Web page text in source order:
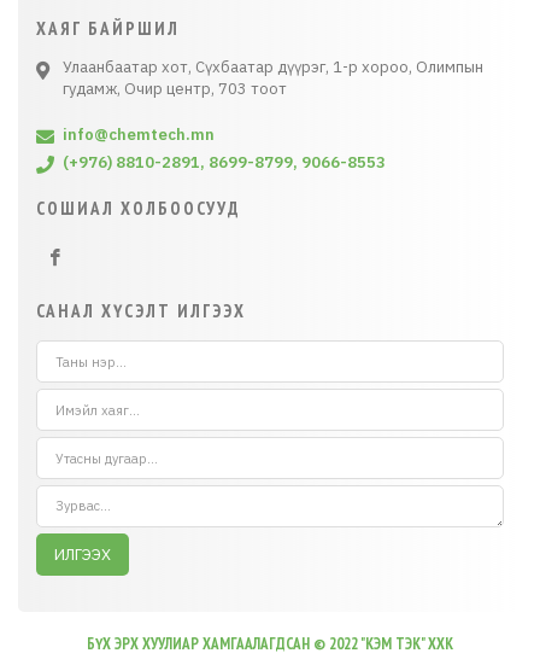
ХАЯГ БАЙРШИЛ
Улаанбаатар хот, Сүхбаатар дүүрэг, 1-р хороо, Олимпын
гудамж, Очир центр, 703 тоот
info@chemtech.mn
(+976) 8810-2891, 8699-8799, 9066-8553
СОШИАЛ ХОЛБООСУУД
САНАЛ ХҮСЭЛТ ИЛГЭЭХ
ИЛГЭЭХ
БҮХ ЭРХ ХУУЛИАР ХАМГААЛАГДСАН © 2022 "КЭМ ТЭК" ХХК